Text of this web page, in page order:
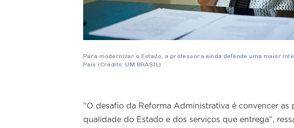
Para modernizar o Estado, a professora ainda defende uma maior
País (Crédito: UM BRASIL)
“O desafio da Reforma Administrativa é convencer as
qualidade do Estado e dos serviços que entrega”,